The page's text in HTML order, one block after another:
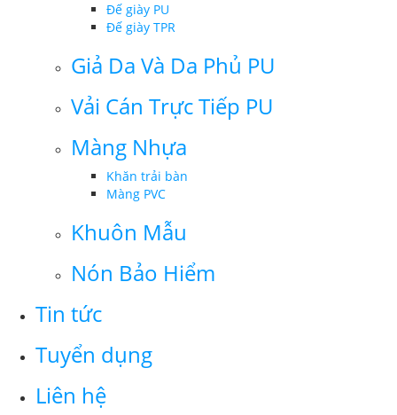
Đế giày PU
Đế giày TPR
Giả Da Và Da Phủ PU
Vải Cán Trực Tiếp PU
Màng Nhựa
Khăn trải bàn
Màng PVC
Khuôn Mẫu
Nón Bảo Hiểm
Tin tức
Tuyển dụng
Liên hệ